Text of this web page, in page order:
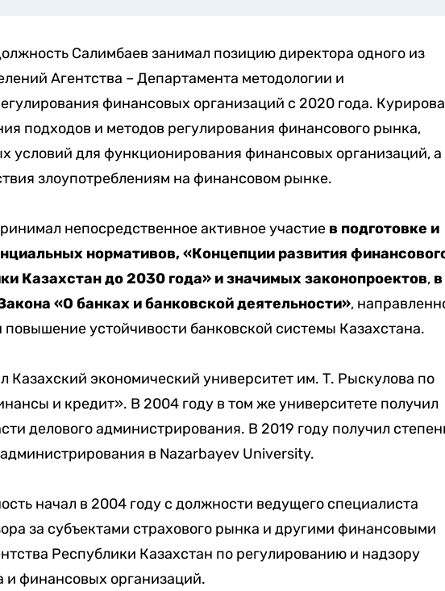
Салимбаев занимал позицию директора одного из
Агентства – Департамента методологии и
финансовых организаций с 2020 года.
подходов и методов регулирования финансового рынка,
условий для функционирования финансовых организаций, а
злоупотреблениям на финансовом рынке.
непосредственное активное участиев подготовке и
нормативов, «Концепции развития
Казахстан до 2030 года» и значимых законопроектов,в
«О банках и банковской деятельности»,
устойчивости банковской системы Казахстана.
Казахский экономический университет им. Т. Рыскулова по
и кредит». В 2004 году в том же университете получил
делового администрирования. В 2019 году получил
в Nazarbayev University.
начал в 2004 году с должности ведущего специалиста
за субъектами страхового рынка и другими финансовыми
Республики Казахстан по регулированию и надзору
и финансовых организаций.